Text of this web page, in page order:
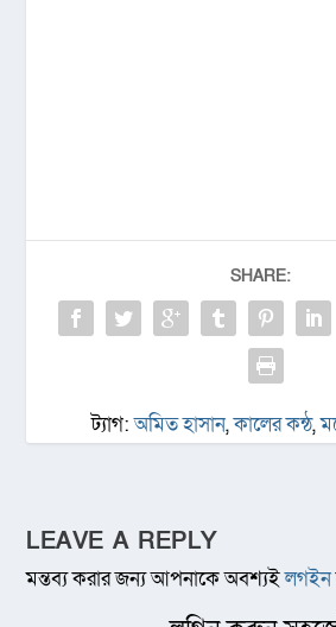
SHARE:
ট্যাগ:অমিত হাসান,কালের কন্ঠ,
LEAVE A REPLY
মন্তব্য করার জন্য আপনাকে অবশ্যইলগইন